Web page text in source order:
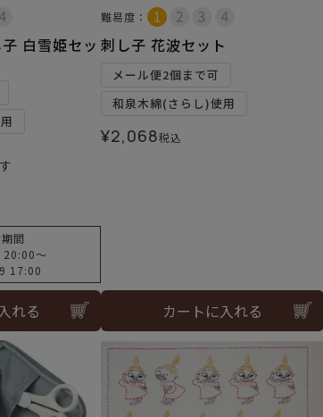
白雪姫セッ
間
〜
17:00
れる
難易度：
刺し子 花波セット
メール便2個まで可
和泉木綿(さらし)使用
¥2,068税込
カートに入れる